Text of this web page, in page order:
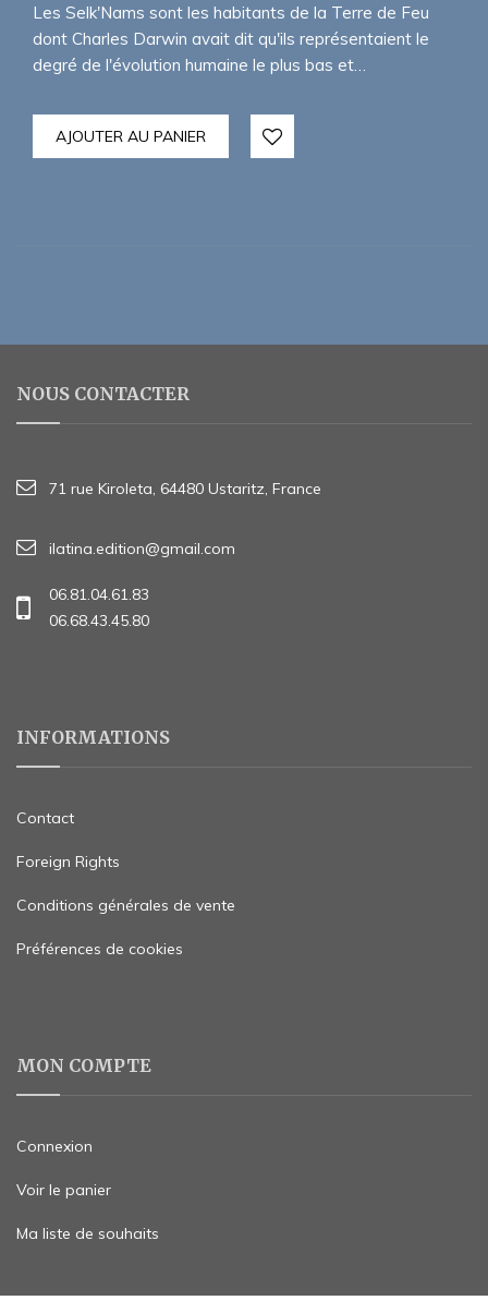
Les Selk'Nams sont les habitants de la Terre de Feu
dont Charles Darwin avait dit qu'ils représentaient le
degré de l'évolution humaine le plus bas et…
AJOUTER AU PANIER
NOUS CONTACTER
71 rue Kiroleta, 64480 Ustaritz, France
ilatina.edition@gmail.com
06.81.04.61.83
06.68.43.45.80
INFORMATIONS
Contact
Foreign Rights
Conditions générales de vente
Préférences de cookies
MON COMPTE
Connexion
Voir le panier
Ma liste de souhaits